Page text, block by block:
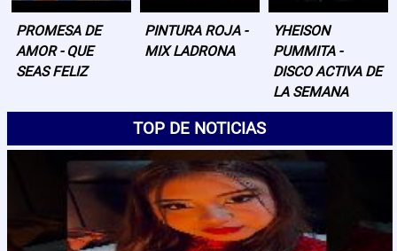
PROMESA DE
AMOR - QUE
SEAS FELIZ
PINTURA ROJA -
MIX LADRONA
YHEISON
PUMMITA -
DISCO ACTIVA DE
LA SEMANA
TOP DE NOTICIAS